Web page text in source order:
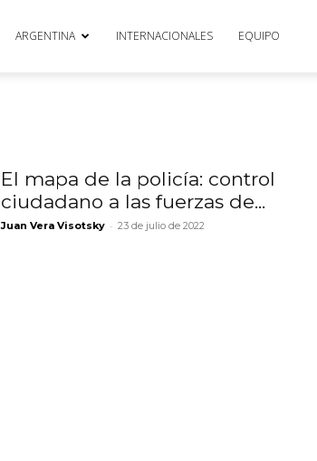
ARGENTINA INTERNACIONALES EQUIPO
El mapa de la policía: control
ciudadano a las fuerzas de...
Juan Vera Visotsky - 23 de julio de 2022